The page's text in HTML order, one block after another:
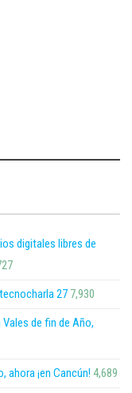
digitales libres de
27 7,930
de fin de Año,
ahora ¡en Cancún! 4,689